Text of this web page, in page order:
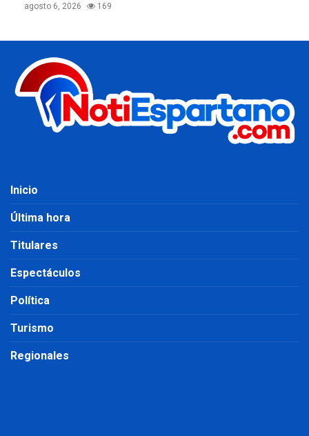
agosto 6, 2026 169
Inicio
Última hora
Titulares
Espectáculos
Política
Turismo
Regionales